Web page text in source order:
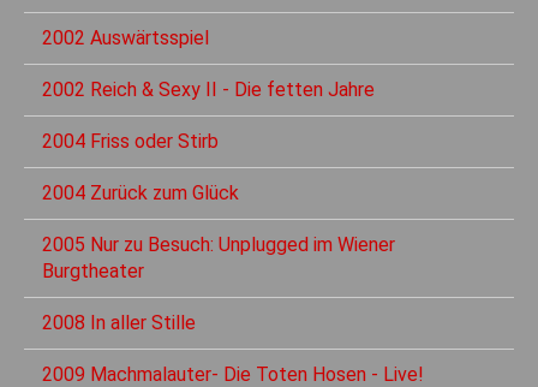
2002 Auswärtsspiel
2002 Reich & Sexy II - Die fetten Jahre
2004 Friss oder Stirb
2004 Zurück zum Glück
2005 Nur zu Besuch: Unplugged im Wiener
Burgtheater
2008 In aller Stille
2009 Machmalauter- Die Toten Hosen - Live!